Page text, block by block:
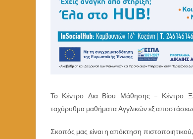
Το Κέντρο Δια Βίου Μάθησης – Κέντρο
ταχύρυθμα μαθήματα Αγγλικών εξ
Σκοπός μας είναι η απόκτηση